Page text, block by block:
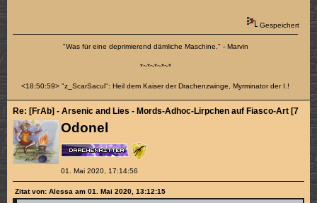
Gespeichert
"Was für eine deprimierend dämliche Maschine." - Marvin
*~*~*~*~*
<18:50:59> "z_ScarSacul": Heil dem Kaiser der Drachenzwinge, Myrminator der I.!
Odonel
01. Mai 2020, 17:14:56
Re: [FrAb] - Arsenic and Lies - Mords-Adhoc-Lirpchen auf Fiasco-Art [7/10]
Zitat von: Alessa am 01. Mai 2020, 13:12:15